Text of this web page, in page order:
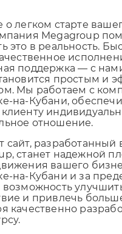
Megagroup
это в реальность.
поддержка — с
простым и
Мы работаем с
на-Кубани,
отношение.
станет надежной
вашего
на-Кубани и за
возможность
и привлечь
качественно